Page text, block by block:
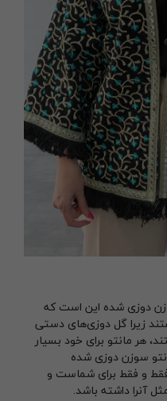
دوزی شده این است که
زیرا گل دوزی‌های دستی
هر مانتو برای خود بسیار
سوزن دوزی شده
و فقط برای شماست و
آنرا داشته باشد.